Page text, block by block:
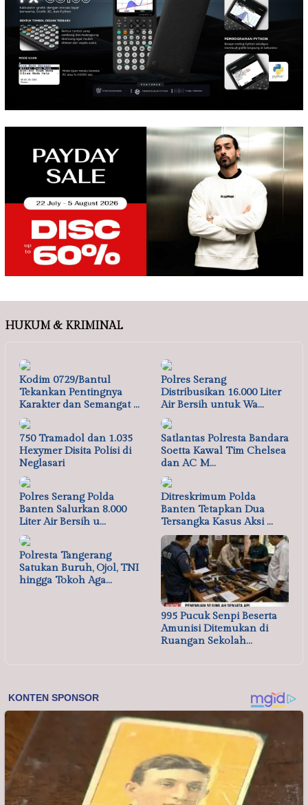
HUKUM & KRIMINAL
Kodim 0729/Bantul
Tekankan Pentingnya
Karakter dan Semangat …
Polres Serang
Distribusikan 16.000 Liter
Air Bersih untuk Wa…
750 Tramadol dan 1.035
Hexymer Disita Polisi di
Neglasari
Satlantas Polresta Bandara
Soetta Kawal Tim Chelsea
dan AC M…
Polres Serang Polda
Banten Salurkan 8.000
Liter Air Bersih u…
Ditreskrimum Polda
Banten Tetapkan Dua
Tersangka Kasus Aksi …
Polresta Tangerang
Satukan Buruh, Ojol, TNI
hingga Tokoh Aga…
995 Pucuk Senpi Beserta
Amunisi Ditemukan di
Ruangan Sekolah…